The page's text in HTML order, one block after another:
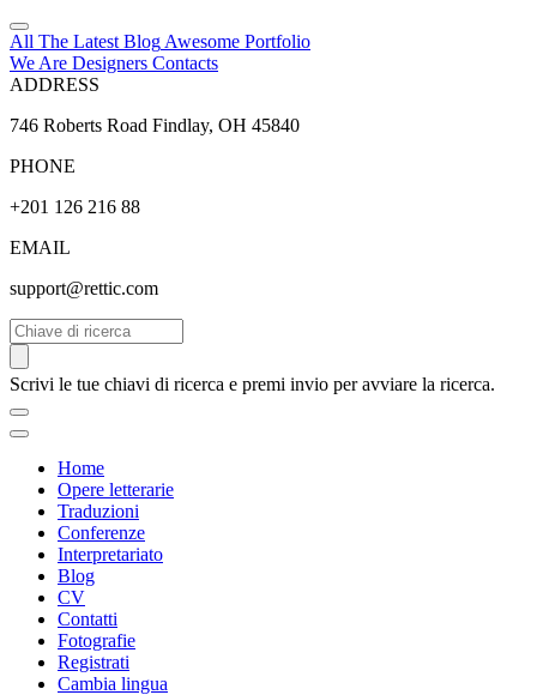
All The Latest Blog Awesome Portfolio
We Are Designers Contacts
ADDRESS
746 Roberts Road Findlay, OH 45840
PHONE
+201 126 216 88
EMAIL
support@rettic.com
Cerca
Scrivi le tue chiavi di ricerca e premi invio per avviare la ricerca.
Home
Opere letterarie
Traduzioni
Conferenze
Interpretariato
Blog
CV
Contatti
Fotografie
Registrati
Cambia lingua